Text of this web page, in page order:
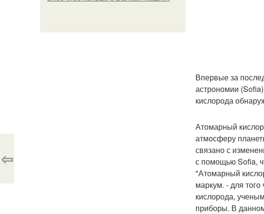
Впервые за
астрономии
кислорода
Атомарный
атмосферу
связано с
с помощью Sofia,
"Атомарный
маркум. - для
кислорода,
приборы. В
⇦